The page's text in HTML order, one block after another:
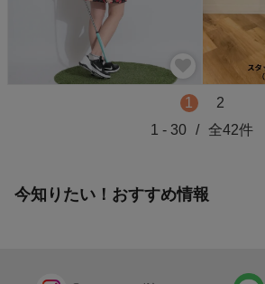
1
2
1 - 30 / 全42件
今知りたい！おすすめ情報